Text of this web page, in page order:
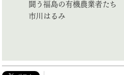
闘う福島の有機農業者たち
市川はるみ